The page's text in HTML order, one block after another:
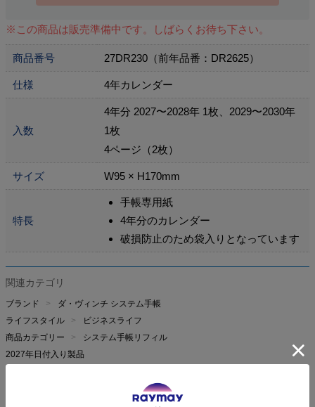
※この商品は販売準備中です。しばらくお待ち下さい。
商品番号 27DR230（前年品番：DR2625）
仕様 4年カレンダー
入数
4年分 2027〜2028年 1枚、2029〜2030年
1枚
4ページ（2枚）
サイズ W95 × H170mm
特長
手帳専用紙
4年分のカレンダー
破損防止のため袋入りとなっています
関連カテゴリ
ブランド
ダ・ヴィンチ システム手帳
ライフスタイル
ビジネスライフ
商品カテゴリー
システム手帳リフィル
2027年日付入り製品